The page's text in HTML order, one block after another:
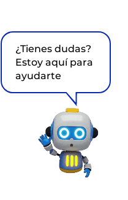
¿Tienes dudas?
Estoy aquí para
ayudarte